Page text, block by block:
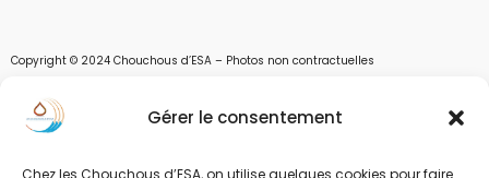
Gérer le consentement
Chez les Chouchous d’ESA, on utilise quelques cookies pour faire
Copyright © 2024 Chouchous d’ESA – Photos non contractuelles
Les chouchous d’Esa vous apportent toutes les solutions pour récupérer l’eau de
pluie, et des moyens pour stocker, filtrer, traiter et potabiliser l’eau d’un forage,
Soleil et Air nous proposons également des équipements pour décontaminer de